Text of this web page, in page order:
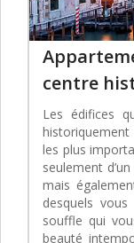
centre
Les édifices
les plus
seulement
mais
desquels
souffle qui
beauté